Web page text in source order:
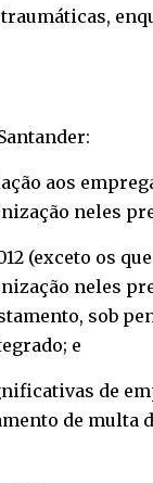
aos
neles
(exceto os
neles
sob
e
de
de multa